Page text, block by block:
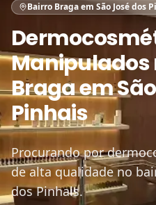
Bairro Braga em São José dos
Manipulados
Braga em
Pinhais
Procurando por
de alta qualidade no
dos Pinhais.